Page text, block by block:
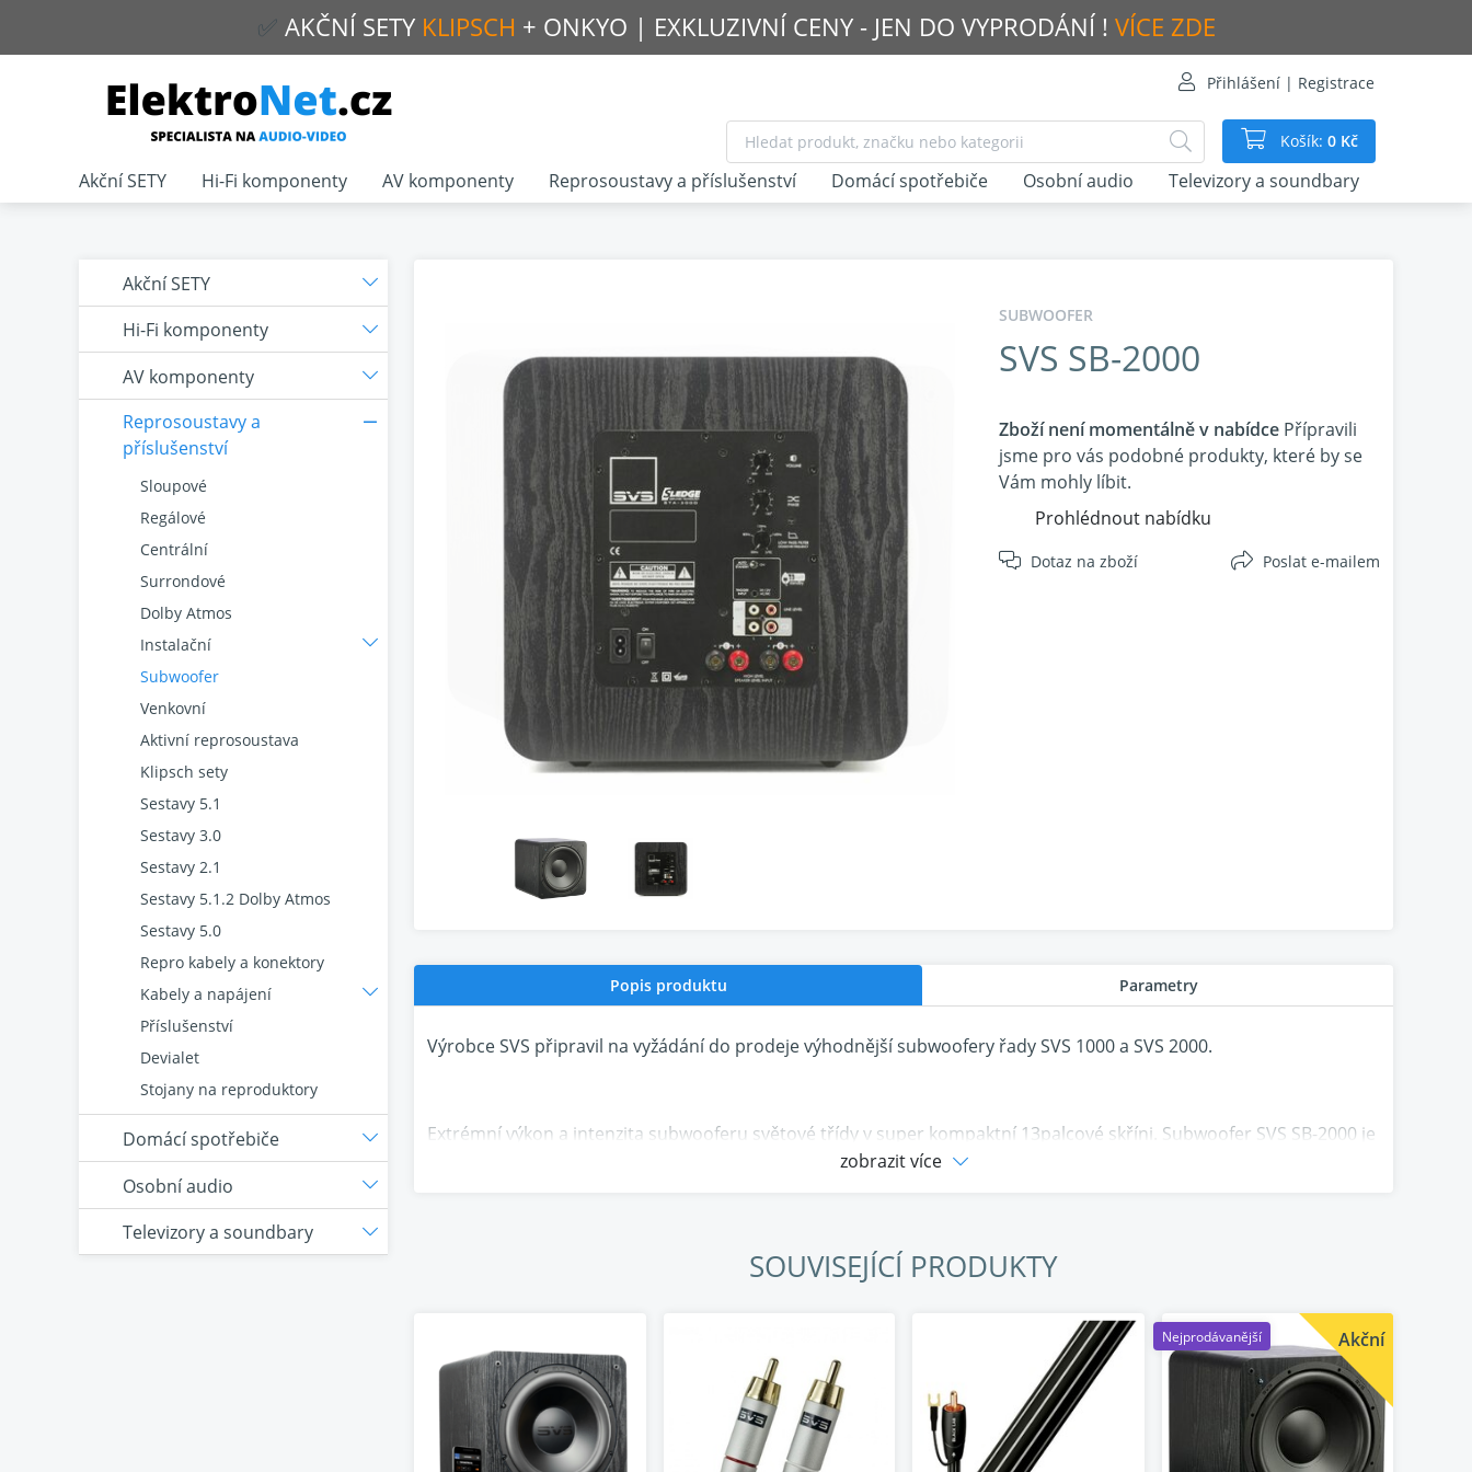
✅ AKČNÍ SETY KLIPSCH + ONKYO | EXKLUZIVNÍ CENY - JEN DO VYPRODÁNÍ ! VÍCE ZDE
Přihlášení | Registrace
Košík: 0 Kč
SUBWOOFER
SVS SB-2000
Zboží není momentálně v nabídcePřípravili
jsme pro vás podobné produkty, které by se
Vám mohly líbit.
Prohlédnout nabídku
Dotaz na zboží Poslat e-mailem
Popis produktu Parametry
Výrobce SVS připravil na vyžádání do prodeje výhodnější subwoofery řady SVS 1000 a SVS 2000.
Extrémní výkon a intenzita subwooferu světové třídy v super kompaktní 13palcové skříni. Subwoofer SVS SB-2000 je
dostatečně malý na to, aby se skryl v každé místnosti, a se svým 12palcovým měničem s předním vyzařováním a 500
Malé skříně subwooferu nevedou k velkým basům, což představovalo výzvu pro inženýry SVS při navrhování SB-
2000 a jeho kompaktního krytu 13x13x13 palců. Inženýři SVS odmítli obětovat výkon kvůli velikosti a zavrhli
předpojaté představy a navrhli subwoofer s masivním výkonem a pozoruhodným rozšířením nízkých frekvencí,
zejména v poměru k jeho velikosti a ceně. To vše bez obětování přesnosti, detailu a muzikálnosti.
SVS vybavil kompaktní subwoofer SB-2000 předním 12palcovým měničem, masivními duálními feritovými magnety
a technologií vnitřního motoru optimalizovanou pro FEA pro vysoký výkon s extrémně nízkým zkreslením. Lehký
materiál kužele měniče s dlouhým zdvihem reprodukuje jemné zvukové tóny a masivní nízkofrekvenční dopad s
realistickým vzhledem. Odolné pryžové rámy zajišťují dlouhotrvající výkon, i když je subwoofer po dlouhou dobu
zobrazit více
SOUVISEJÍCÍ PRODUKTY
Akční
Nejprodávanější
Akční SETY
Hi-Fi komponenty
AV komponenty
Reprosoustavy a
příslušenství
Sloupové
Regálové
Centrální
Surrondové
Dolby Atmos
Instalační
Subwoofer
Venkovní
Aktivní reprosoustava
Klipsch sety
Sestavy 5.1
Sestavy 3.0
Sestavy 2.1
Sestavy 5.1.2 Dolby Atmos
Sestavy 5.0
Repro kabely a konektory
Kabely a napájení
Příslušenství
Devialet
Stojany na reproduktory
Domácí spotřebiče
Osobní audio
Televizory a soundbary
Akční SETY Hi-Fi komponenty AV komponenty Reprosoustavy a příslušenství Domácí spotřebiče Osobní audio Televizory a soundbary